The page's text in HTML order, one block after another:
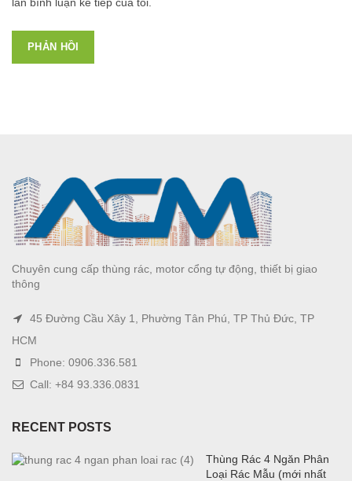
Chuyên cung cấp thùng rác, motor cổng tự động, thiết bị giao
thông
45 Đường Cầu Xây 1, Phường Tân Phú, TP Thủ Đức, TP
HCM
Phone: 0906.336.581
Call: +84 93.336.0831
RECENT POSTS
Thùng Rác 4 Ngăn Phân
Loại Rác Mẫu (mới nhất